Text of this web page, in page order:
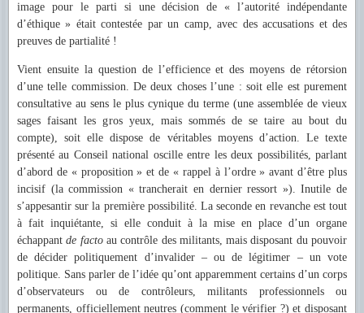
image pour le parti si une décision de « l’autorité indépendante
d’éthique » était contestée par un camp, avec des accusations et des
preuves de partialité !
Vient ensuite la question de l’efficience et des moyens de rétorsion
d’une telle commission. De deux choses l’une : soit elle est purement
consultative au sens le plus cynique du terme (une assemblée de vieux
sages faisant les gros yeux, mais sommés de se taire au bout du
compte), soit elle dispose de véritables moyens d’action. Le texte
présenté au Conseil national oscille entre les deux possibilités, parlant
d’abord de « proposition » et de « rappel à l’ordre » avant d’être plus
incisif (la commission « trancherait en dernier ressort »). Inutile de
s’appesantir sur la première possibilité. La seconde en revanche est tout
à fait inquiétante, si elle conduit à la mise en place d’un organe
échappantde factoau contrôle des militants, mais disposant du pouvoir
de décider politiquement d’invalider – ou de légitimer – un vote
politique. Sans parler de l’idée qu’ont apparemment certains d’un corps
d’observateurs ou de contrôleurs, militants professionnels ou
permanents, officiellement neutres (comment le vérifier ?) et disposant